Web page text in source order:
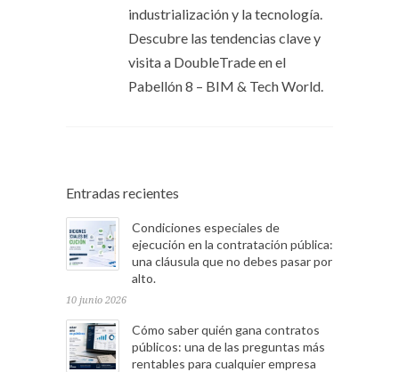
industrialización y la tecnología.
Descubre las tendencias clave y
visita a DoubleTrade en el
Pabellón 8 – BIM & Tech World.
Entradas recientes
Condiciones especiales de
ejecución en la contratación pública:
una cláusula que no debes pasar por
alto.
10 junio 2026
Cómo saber quién gana contratos
públicos: una de las preguntas más
rentables para cualquier empresa